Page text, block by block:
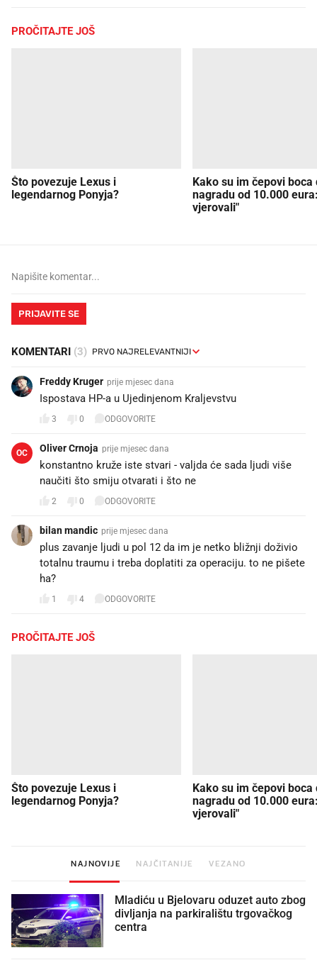
PROČITAJTE JOŠ
Što povezuje Lexus i
legendarnog Ponyja?
Kako su im čepovi boca
nagradu od 10.000
vjerovali"
PRIJAVITE SE
KOMENTARI (3)
Freddy Kruger prije mjesec dana
Ispostava HP-a u Ujedinjenom Kraljevstvu😂
3 0 ODGOVORITE
OC Oliver Crnoja prije mjesec dana
konstantno kruže iste stvari - valjda će sada ljudi više
naučiti što smiju otvarati i što ne
2 0 ODGOVORITE
bilan mandic prije mjesec dana
plus zavanje ljudi u pol 12 da im je netko bližnji doživio
totalnu traumu i treba doplatiti za operaciju. to ne pišete
ha?
1 4 ODGOVORITE
PROČITAJTE JOŠ
Što povezuje Lexus i
legendarnog Ponyja?
Kako su im čepovi boca
nagradu od 10.000
vjerovali"
NAJNOVIJE NAJČITANIJE VEZANO
Mladiću u Bjelovaru oduzet auto zbog
divljanja na parkiralištu trgovačkog
centra